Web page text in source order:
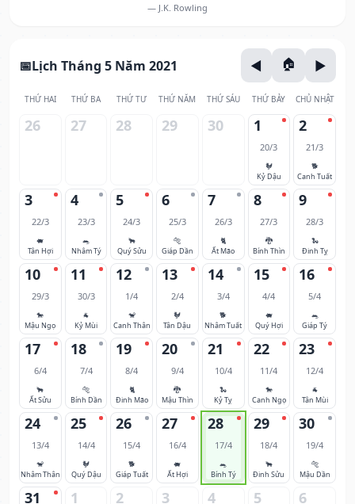
— J.K. Rowling
Lịch Tháng 5 Năm 2021
THỨ HAI THỨ BA THỨ TƯ THỨ NĂM THỨ SÁU THỨ BẢY CHỦ NHẬT
26 27 28 29 30 1
20/3
🐓
Kỷ Dậu
2
21/3
🐕
Canh Tuất
3
22/3
🐖
Tân Hợi
4
23/3
🐀
Nhâm Tý
5
24/3
🐂
Quý Sửu
6
25/3
🐅
Giáp Dần
7
26/3
🐈
Ất Mão
8
27/3
🐉
Bính Thìn
9
28/3
🐍
Đinh Tỵ
10
29/3
🐎
Mậu Ngọ
11
30/3
🐐
Kỷ Mùi
12
1/4
🐒
Canh Thân
13
2/4
🐓
Tân Dậu
14
3/4
🐕
Nhâm Tuất
15
4/4
🐖
Quý Hợi
16
5/4
🐀
Giáp Tý
17
6/4
🐂
Ất Sửu
18
7/4
🐅
Bính Dần
19
8/4
🐈
Đinh Mão
20
9/4
🐉
Mậu Thìn
21
10/4
🐍
Kỷ Tỵ
22
11/4
🐎
Canh Ngọ
23
12/4
🐐
Tân Mùi
24
13/4
🐒
Nhâm Thân
25
14/4
🐓
Quý Dậu
26
15/4
🐕
Giáp Tuất
27
16/4
🐖
Ất Hợi
28
17/4
🐀
Bính Tý
29
18/4
🐂
Đinh Sửu
30
19/4
🐅
Mậu Dần
31 1 2 3 4 5 6